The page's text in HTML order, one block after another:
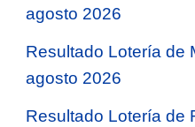
agosto 2026
Resultado Lotería de
agosto 2026
Resultado Lotería de